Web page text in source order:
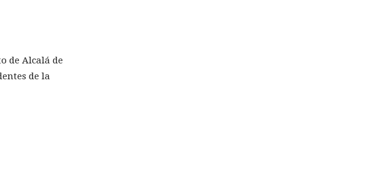
de Alcalá de
de la